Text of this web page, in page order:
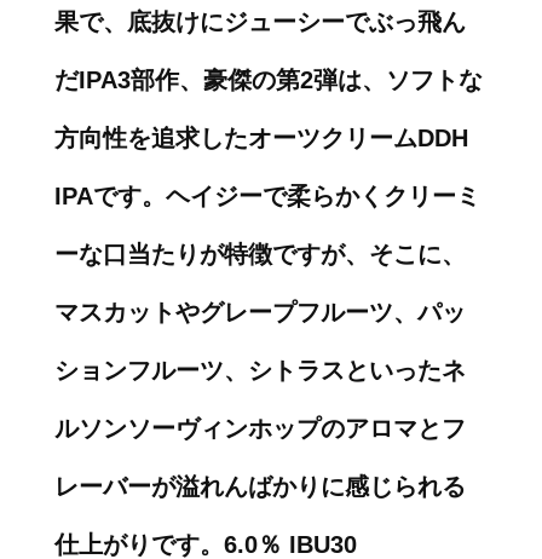
果で、底抜けにジューシーでぶっ飛ん
だIPA3部作、豪傑の第2弾は、ソフトな
方向性を追求したオーツクリームDDH
IPAです。ヘイジーで柔らかくクリーミ
ーな口当たりが特徴ですが、そこに、
マスカットやグレープフルーツ、パッ
ションフルーツ、シトラスといったネ
ルソンソーヴィンホップのアロマとフ
レーバーが溢れんばかりに感じられる
仕上がりです。6.0％ IBU30